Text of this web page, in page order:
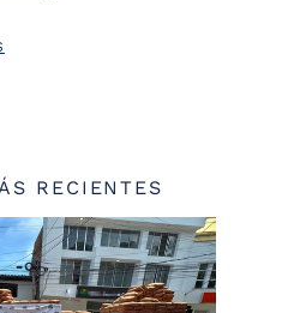
RECIENTES